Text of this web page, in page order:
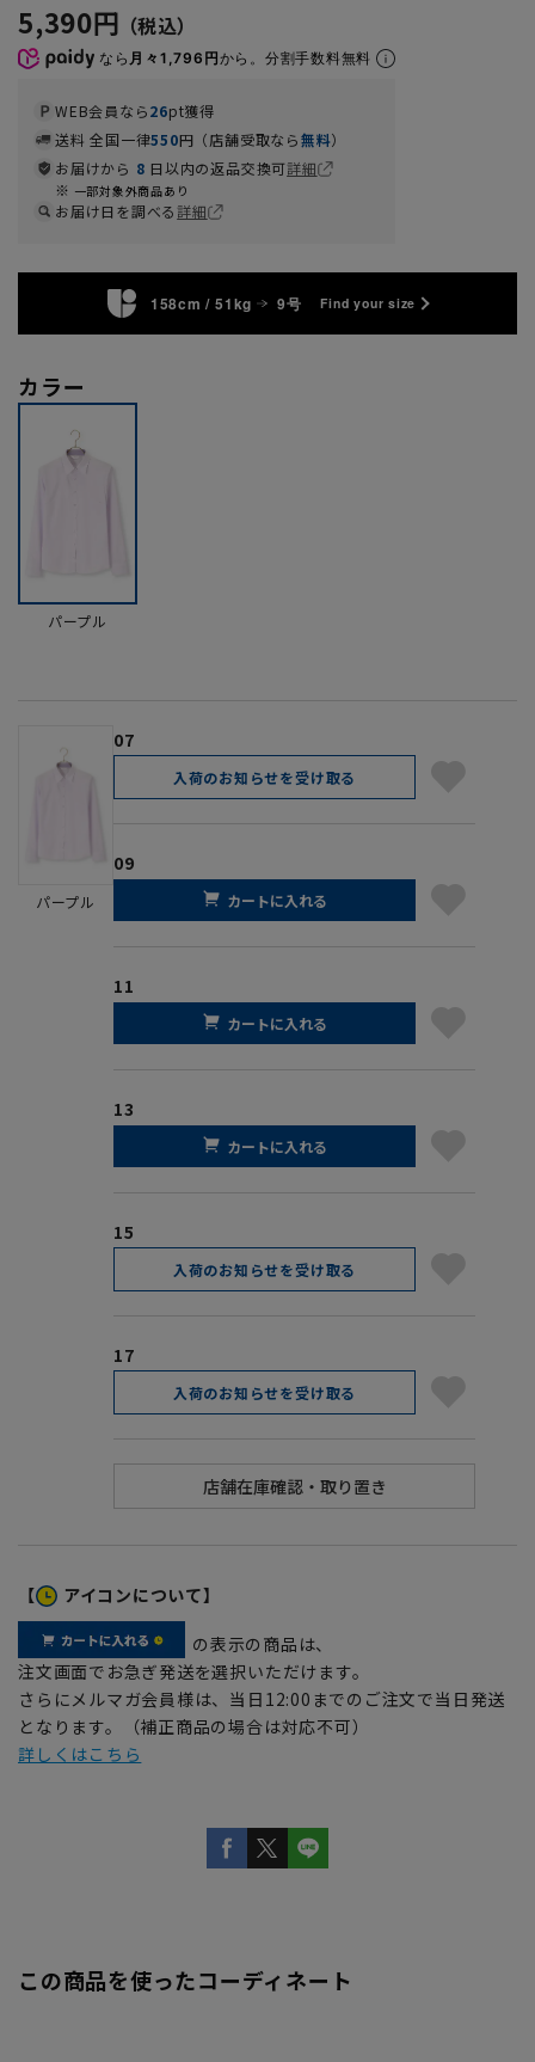
5,390円
なら 月々1,796円から。分割手数料無料
WEB会員なら26pt獲得
送料 全国一律550円（店舗受取なら無料）
お届けから 8 日以内の返品交換可詳細
一部対象外商品あり
お届け日を調べる詳細
158cm / 51kg 9号 Find your size
カラー
パープル
パープル
07
入荷のお知らせを受け取る
09
カートに入れる
11
カートに入れる
13
カートに入れる
15
入荷のお知らせを受け取る
17
入荷のお知らせを受け取る
【 アイコンについて】
の表示の商品は、
注文画面でお急ぎ発送を選択いただけます。
さらにメルマガ会員様は、当日12:00までのご注文で当日発送
となります。（補正商品の場合は対応不可）
詳しくはこちら
この商品を使ったコーディネート